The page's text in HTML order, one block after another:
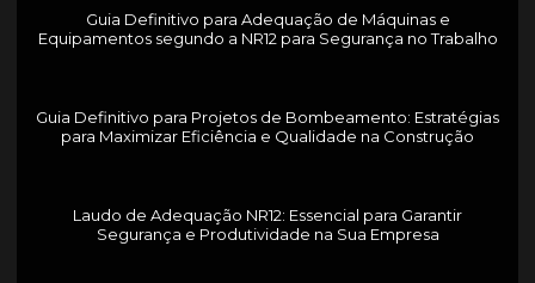
Guia Definitivo para Adequação de Máquinas e
Equipamentos segundo a NR12 para Segurança no Trabalho
Guia Definitivo para Projetos de Bombeamento: Estratégias
para Maximizar Eficiência e Qualidade na Construção
Laudo de Adequação NR12: Essencial para Garantir
Segurança e Produtividade na Sua Empresa